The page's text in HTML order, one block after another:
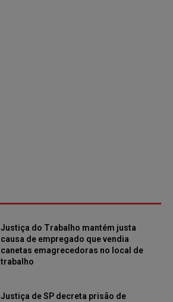
Justiça do Trabalho mantém justa
causa de empregado que vendia
canetas emagrecedoras no local de
trabalho
Justiça de SP decreta prisão de